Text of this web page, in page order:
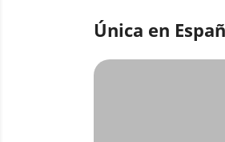
Única en